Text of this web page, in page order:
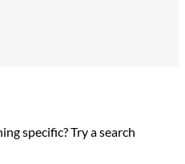
specific? Try a search